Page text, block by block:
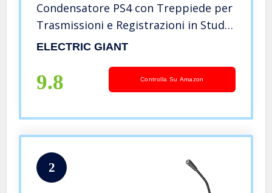
Condensatore PS4 con Treppiede per
Trasmissioni e Registrazioni in Studio
chattare Online Facebook MSN Skype
Mac Notebook ECC
ELECTRIC GIANT
9.8 Controlla Su Amazon
2